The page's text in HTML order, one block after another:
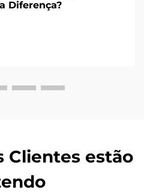
Diferença?
Clientes estão